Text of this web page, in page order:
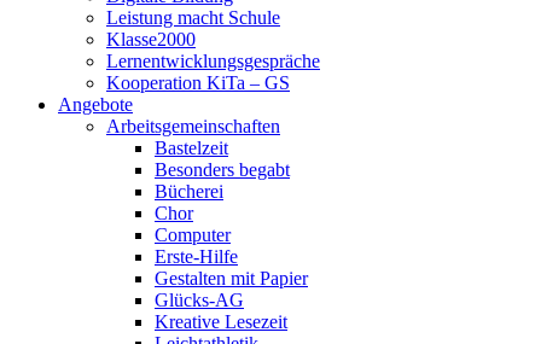
Leistung macht Schule
Klasse2000
Lernentwicklungsgespräche
Kooperation KiTa – GS
Angebote
Arbeitsgemeinschaften
Bastelzeit
Besonders begabt
Bücherei
Chor
Computer
Erste-Hilfe
Gestalten mit Papier
Glücks-AG
Kreative Lesezeit